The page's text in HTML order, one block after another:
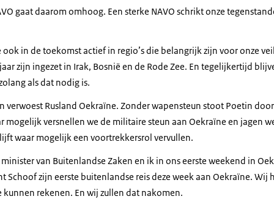
gaat daarom omhoog. Een sterke NAVO schrikt onze
in de toekomst actief in regio’s die belangrijk zijn voor onze
zijn ingezet in Irak, Bosnië en de Rode Zee. En tegelijkertijd
als dat nodig is.
verwoest Rusland Oekraïne. Zonder wapensteun stoot Poetin
mogelijk versnellen we de militaire steun aan Oekraïne en jagen
waar mogelijk een voortrekkersrol vervullen.
van Buitenlandse Zaken en ik in ons eerste weekend in
Schoof zijn eerste buitenlandse reis deze week aan Oekraïne. Wij
rekenen. En wij zullen dat nakomen.